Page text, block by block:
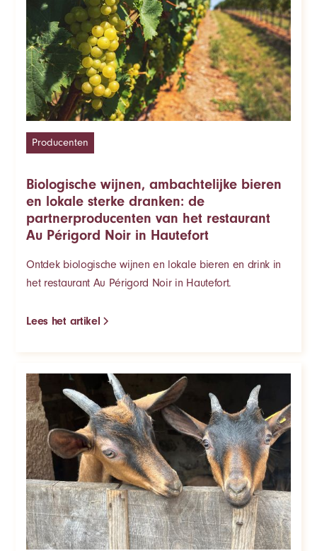
Producenten
Biologische wijnen, ambachtelijke bieren
en lokale sterke dranken: de
partnerproducenten van het restaurant
Au Périgord Noir in Hautefort
Ontdek biologische wijnen en lokale bieren en drink in
het restaurant Au Périgord Noir in Hautefort.
Lees het artikel